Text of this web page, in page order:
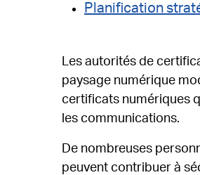
Planification
Les autorités de
paysage numérique
certificats numériques
les communications.
De nombreuses
peuvent contribuer à